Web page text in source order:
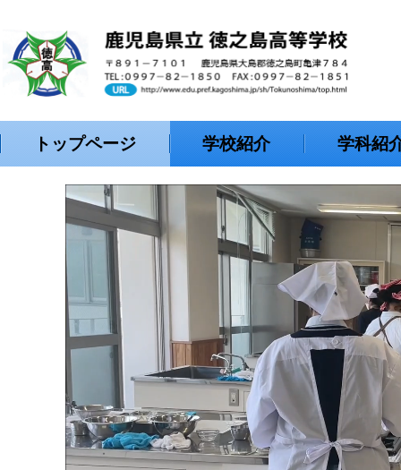
トップページ 学校紹介 学科紹